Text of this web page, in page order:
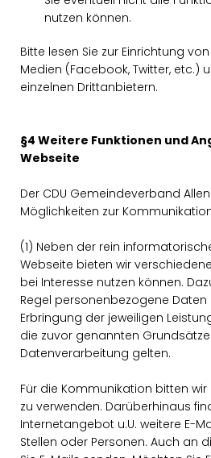
nutzen können.
Bitte lesen Sie zur Einrichtung
Medien (Facebook, Twitter, etc.)
einzelnen Drittanbietern.
§4 Weitere Funktionen und
Webseite
Der CDU Gemeindeverband
Möglichkeiten zur
(1) Neben der rein
Webseite bieten wir
bei Interesse nutzen können.
Regel personenbezogene Daten
Erbringung der jeweiligen
die zuvor genannten
Datenverarbeitung gelten.
Für die Kommunikation bitten
zu verwenden. Darüberhinaus
Internetangebot u.U. weitere E-
Stellen oder Personen. Auch an